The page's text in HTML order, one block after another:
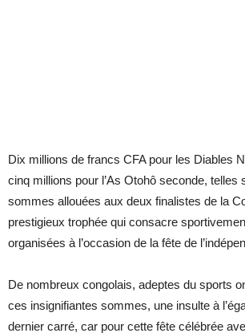
Dix millions de francs CFA pour les Diables
cinq millions pour l’As Otohô seconde, telles
sommes allouées aux deux finalistes de la
prestigieux trophée qui consacre
organisées à l’occasion de la fête de
De nombreux congolais, adeptes du sports
ces insignifiantes sommes, une insulte à
dernier carré, car pour cette fête célébrée